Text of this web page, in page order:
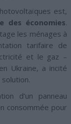
est,
des économies.
les ménages à
tarifaire de
et le gaz –
Ukraine, a incité
d’un panneau
consommée pour